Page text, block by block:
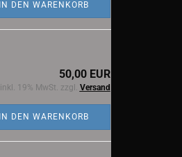
IN DEN WARENKORB
50,00 EUR
inkl. 19% MwSt. zzgl. Versand
IN DEN WARENKORB